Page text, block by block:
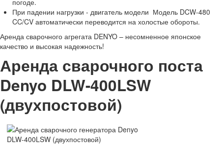
При падении нагрузки - двигатель модели Модель DCW-480
CC/CV автоматически переводится на холостые обороты.
Аренда сварочного агрегата DENYO – несомненное японское
качество и высокая надежность!
Аренда сварочного поста
Denyo DLW-400LSW
(двухпостовой)